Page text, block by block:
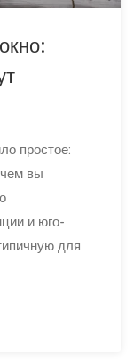
простое:
вы
и юго-
для